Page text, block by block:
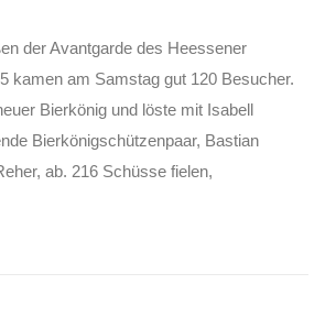
der Avantgarde des Heessener
kamen am Samstag gut 120 Besucher.
Bierkönig und löste mit Isabell
Bierkönigschützenpaar, Bastian
ab. 216 Schüsse fielen,